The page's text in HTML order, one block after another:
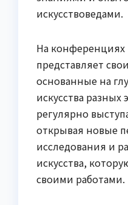
искусствоведами.
На конференциях
представляет
основанные на
искусства
регулярно
открывая новые
исследования и
искусства,
своими работами.